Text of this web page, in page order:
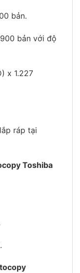
bản.
bản với độ
x 1.227
ráp tại
Toshiba